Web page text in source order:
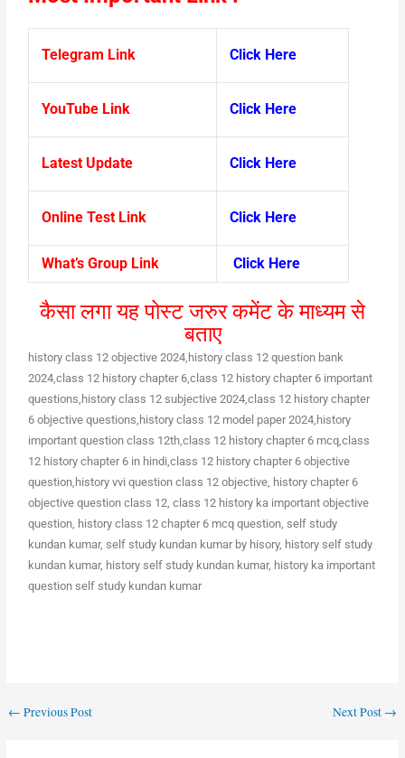
Telegram Link Click Here
YouTube Link Click Here
Latest Update Click Here
Online Test Link Click Here
What’s Group Link Click Here
कैसा लगा यह पोस्ट जरुर कमेंट के माध्यम से
बताए
history class 12 objective 2024,history class 12 question bank
2024,class 12 history chapter 6,class 12 history chapter 6 important
questions,history class 12 subjective 2024,class 12 history chapter
6 objective questions,history class 12 model paper 2024,history
important question class 12th,class 12 history chapter 6 mcq,class
12 history chapter 6 in hindi,class 12 history chapter 6 objective
question,history vvi question class 12 objective, history chapter 6
objective question class 12, class 12 history ka important objective
question, history class 12 chapter 6 mcq question, self study
kundan kumar, self study kundan kumar by hisory, history self study
kundan kumar, history self study kundan kumar, history ka important
question self study kundan kumar
← Previous Post Next Post →